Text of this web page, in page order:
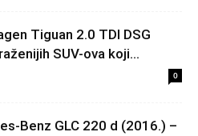
Tiguan 2.0 TDI DSG
SUV-ova koji...
0
Benz GLC 220 d (2016.) –